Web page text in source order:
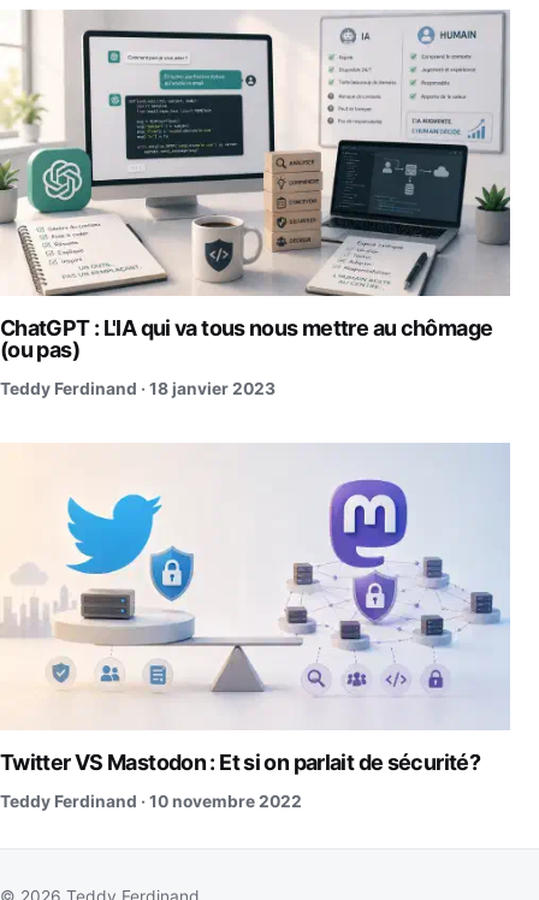
ChatGPT : L'IA qui va tous nous mettre au chômage
(ou pas)
Teddy Ferdinand · 18 janvier 2023
Twitter VS Mastodon : Et si on parlait de sécurité?
Teddy Ferdinand · 10 novembre 2022